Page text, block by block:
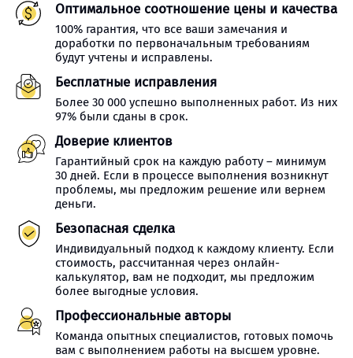
Оптимальное соотношение цены и качества
100% гарантия, что все ваши замечания и
доработки по первоначальным требованиям
будут учтены и исправлены.
Бесплатные исправления
Более 30 000 успешно выполненных работ. Из них
97% были сданы в срок.
Доверие клиентов
Гарантийный срок на каждую работу – минимум
30 дней. Если в процессе выполнения возникнут
проблемы, мы предложим решение или вернем
деньги.
Безопасная сделка
Индивидуальный подход к каждому клиенту. Если
стоимость, рассчитанная через онлайн-
калькулятор, вам не подходит, мы предложим
более выгодные условия.
Профессиональные авторы
Команда опытных специалистов, готовых помочь
вам с выполнением работы на высшем уровне.